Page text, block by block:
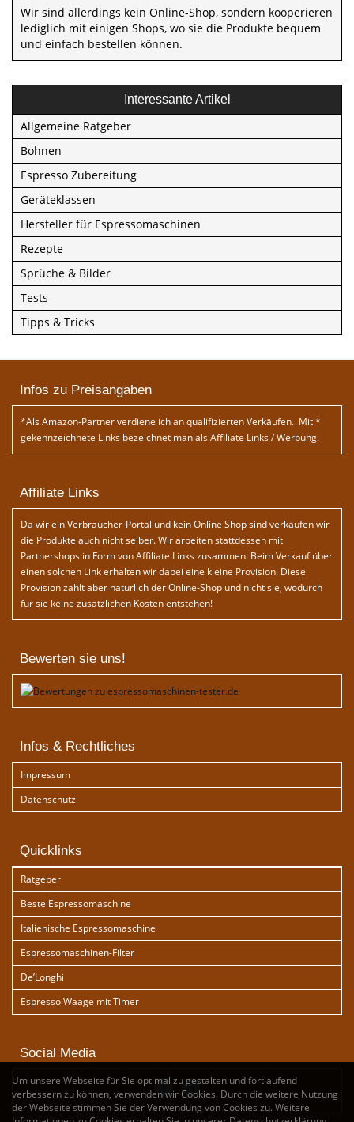
Wir sind allerdings kein Online-Shop, sondern kooperieren
lediglich mit einigen Shops, wo sie die Produkte bequem
und einfach bestellen können.
Interessante Artikel
Allgemeine Ratgeber
Bohnen
Espresso Zubereitung
Geräteklassen
Hersteller für Espressomaschinen
Rezepte
Sprüche & Bilder
Tests
Tipps & Tricks
Infos zu Preisangaben
*Als Amazon-Partner verdiene ich an qualifizierten Verkäufen. Mit *
gekennzeichnete Links bezeichnet man als Affiliate Links / Werbung.
Affiliate Links
Da wir ein Verbraucher-Portal und kein Online Shop sind verkaufen wir
die Produkte auch nicht selber. Wir arbeiten stattdessen mit
Partnershops in Form von Affiliate Links zusammen. Beim Verkauf über
einen solchen Link erhalten wir dabei eine kleine Provision. Diese
Provision zahlt aber natürlich der Online-Shop und nicht sie, wodurch
für sie keine zusätzlichen Kosten entstehen!
Bewerten sie uns!
Infos & Rechtliches
Impressum
Datenschutz
Quicklinks
Ratgeber
Beste Espressomaschine
Italienische Espressomaschine
Espressomaschinen-Filter
De’Longhi
Espresso Waage mit Timer
Social Media
Um unsere Webseite für Sie optimal zu gestalten und fortlaufend
verbessern zu können, verwenden wir Cookies. Durch die weitere Nutzung
der Webseite stimmen Sie der Verwendung von Cookies zu. Weitere